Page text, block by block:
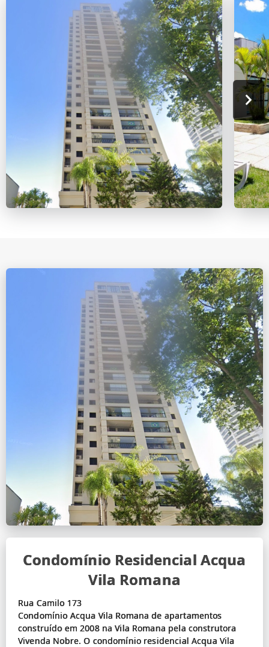
Condomínio Residencial Acqua
Vila Romana
Rua Camilo 173
Condomínio Acqua Vila Romana de apartamentos
construído em 2008 na Vila Romana pela construtora
Vivenda Nobre. O condomínio residencial Acqua Vila